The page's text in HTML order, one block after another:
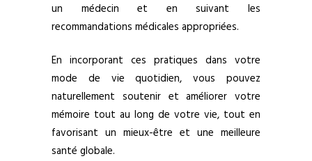
un médecin et en suivant les
recommandations médicales appropriées.
En incorporant ces pratiques dans votre
mode de vie quotidien, vous pouvez
naturellement soutenir et améliorer votre
mémoire tout au long de votre vie, tout en
favorisant un mieux-être et une meilleure
santé globale.